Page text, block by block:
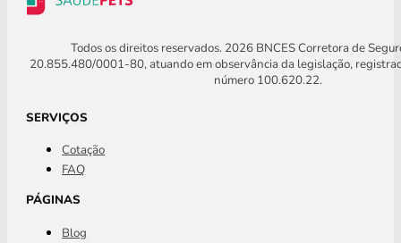
Todos os direitos reservados. 2026 BNCES Corretora de
20.855.480/0001-80, atuando em observância da legislação,
número 100.620.22.
SERVIÇOS
Cotação
FAQ
PÁGINAS
Blog